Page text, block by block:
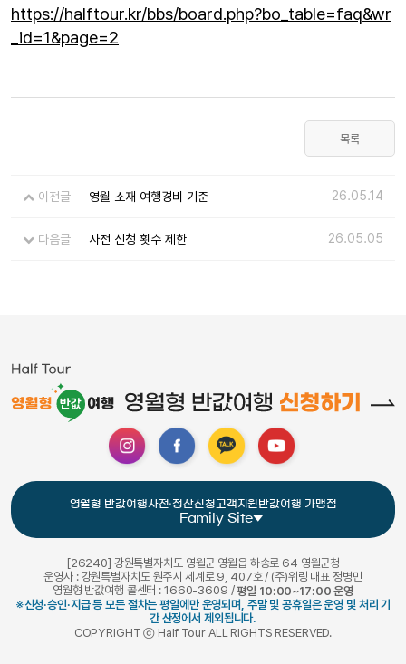
https://halftour.kr/bbs/board.php?bo_table=faq&wr
_id=1&page=2
목록
이전글 영월 소재 여행경비 기준 26.05.14
다음글 사전 신청 횟수 제한 26.05.05
영월형 반값여행사전·정산신청 고객지원반값여행 가맹점
Family Site
[26240] 강원특별자치도 영월군 영월읍 하송로 64 영월군청
운영사 : 강원특별자치도 원주시 세계로 9, 407호 / (주)위링 대표 정병민
영월형 반값여행 콜센터 : 1660-3609 /평일 10:00~17:00 운영
※신청·승인·지급 등 모든 절차는 평일에만 운영되며, 주말 및 공휴일은 운영 및 처리 기
간 산정에서 제외됩니다.
COPYRIGHT ⓒ Half Tour ALL RIGHTS RESERVED.